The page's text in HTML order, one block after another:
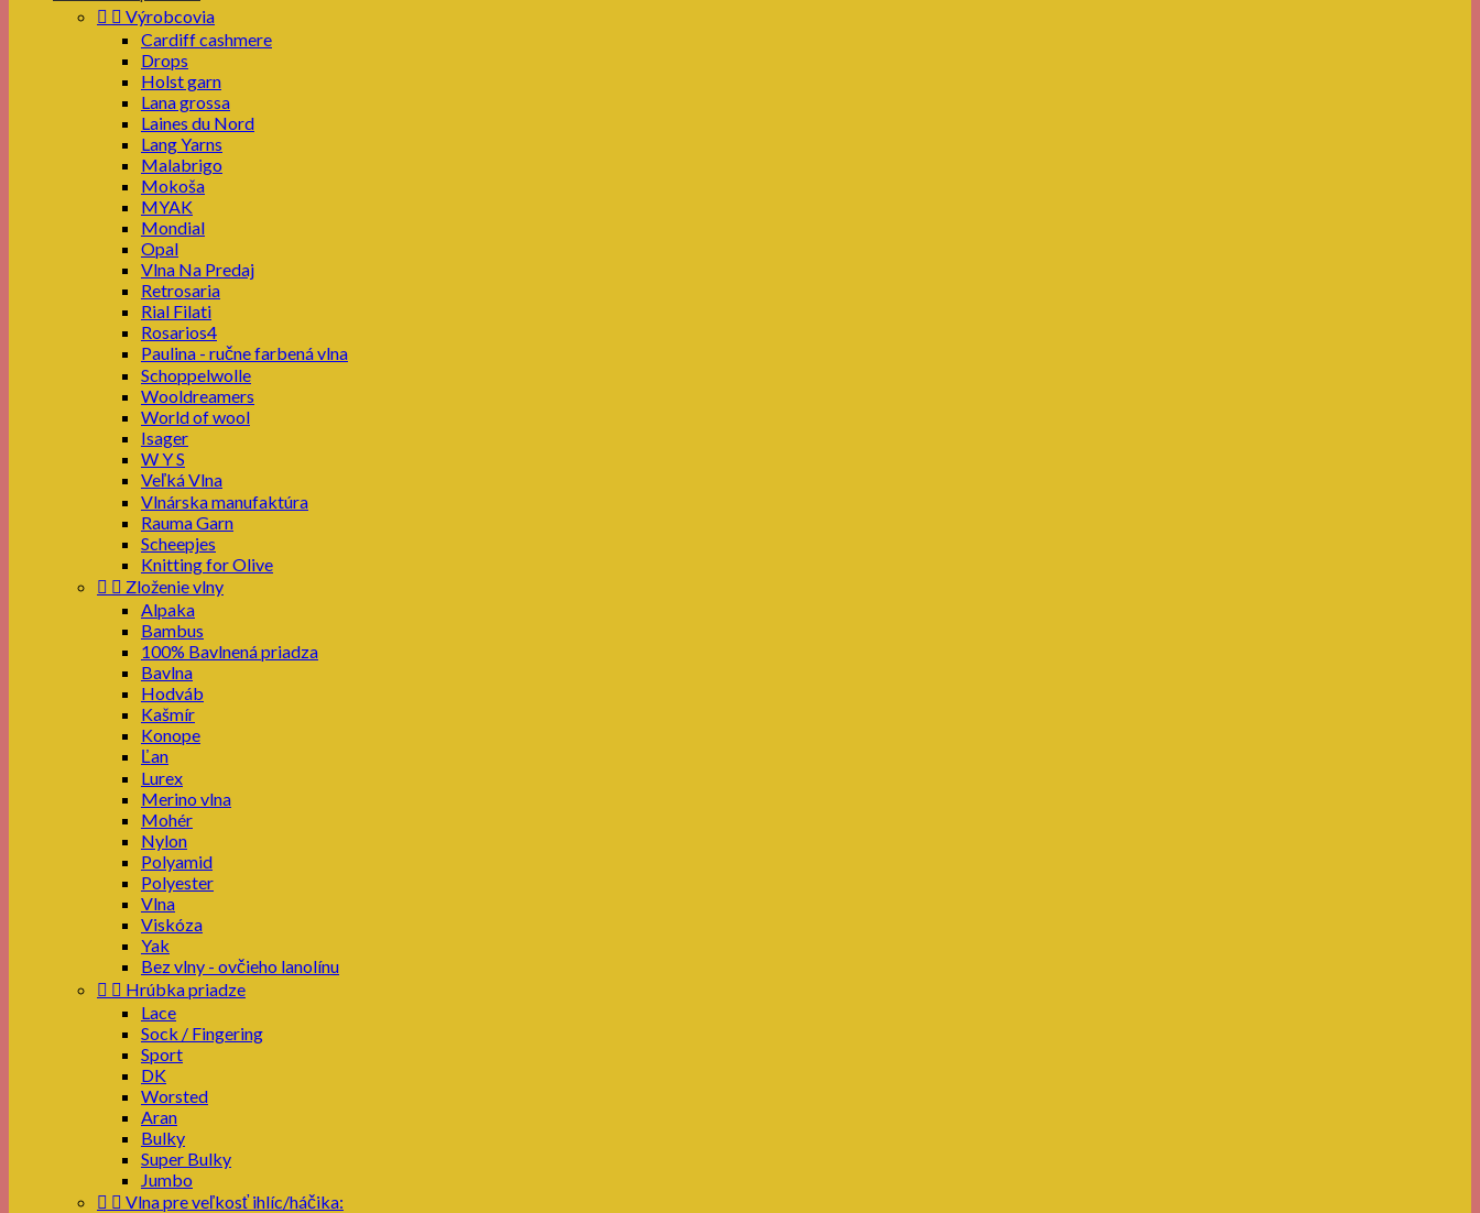
  Výrobcovia
Cardiff cashmere
Drops
Holst garn
Lana grossa
Laines du Nord
Lang Yarns
Malabrigo
Mokoša
MYAK
Mondial
Opal
Vlna Na Predaj
Retrosaria
Rial Filati
Rosarios4
Paulina - ručne farbená vlna
Schoppelwolle
Wooldreamers
World of wool
Isager
W Y S
Veľká Vlna
Vlnárska manufaktúra
Rauma Garn
Scheepjes
Knitting for Olive
  Zloženie vlny
Alpaka
Bambus
100% Bavlnená priadza
Bavlna
Hodváb
Kašmír
Konope
Ľan
Lurex
Merino vlna
Mohér
Nylon
Polyamid
Polyester
Vlna
Viskóza
Yak
Bez vlny - ovčieho lanolínu
  Hrúbka priadze
Lace
Sock / Fingering
Sport
DK
Worsted
Aran
Bulky
Super Bulky
Jumbo
  Vlna pre veľkosť ihlíc/háčika: